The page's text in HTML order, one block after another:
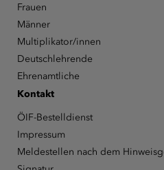
Frauen
Männer
Multiplikator/innen
Deutschlehrende
Ehrenamtliche
Kontakt
ÖIF-Bestelldienst
Impressum
Meldestellen nach dem